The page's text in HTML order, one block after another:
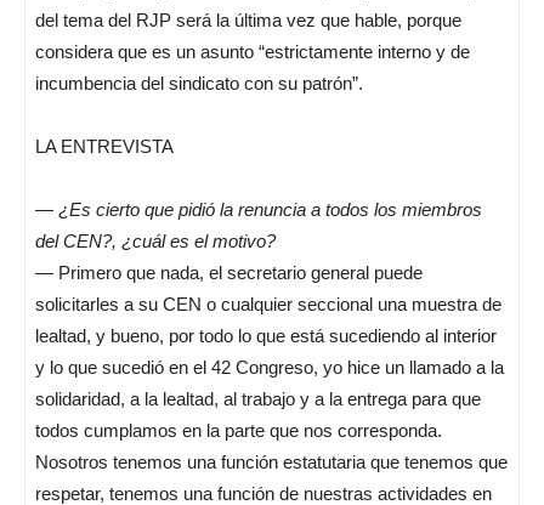
del tema del RJP será la última vez que hable, porque
considera que es un asunto “estrictamente interno y de
incumbencia del sindicato con su patrón”.
LA ENTREVISTA
— ¿Es cierto que pidió la renuncia a todos los miembros
del CEN?, ¿cuál es el motivo?
— Primero que nada, el secretario general puede
solicitarles a su CEN o cualquier seccional una muestra de
lealtad, y bueno, por todo lo que está sucediendo al interior
y lo que sucedió en el 42 Congreso, yo hice un llamado a la
solidaridad, a la lealtad, al trabajo y a la entrega para que
todos cumplamos en la parte que nos corresponda.
Nosotros tenemos una función estatutaria que tenemos que
respetar, tenemos una función de nuestras actividades en